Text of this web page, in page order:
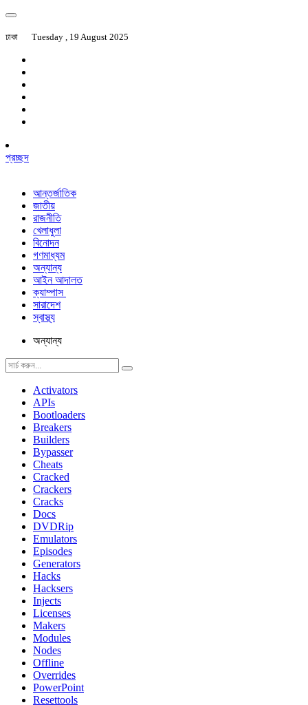
ঢাকা Tuesday , 19 August 2025
প্রচ্ছদ
আন্তর্জাতিক
জাতীয়
রাজনীতি
খেলাধুলা
বিনোদন
গণমাধ্যম
অন্যান্য
আইন আদালত
ক্যাম্পাস
সারাদেশ
স্বাস্থ্য
অন্যান্য
Activators
APIs
Bootloaders
Breakers
Builders
Bypasser
Cheats
Cracked
Crackers
Cracks
Docs
DVDRip
Emulators
Episodes
Generators
Hacks
Hacksers
Injects
Licenses
Makers
Modules
Nodes
Offline
Overrides
PowerPoint
Resettools